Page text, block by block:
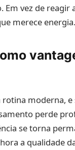
vez de
merece
moderna,
perde
se torna
a qualidade